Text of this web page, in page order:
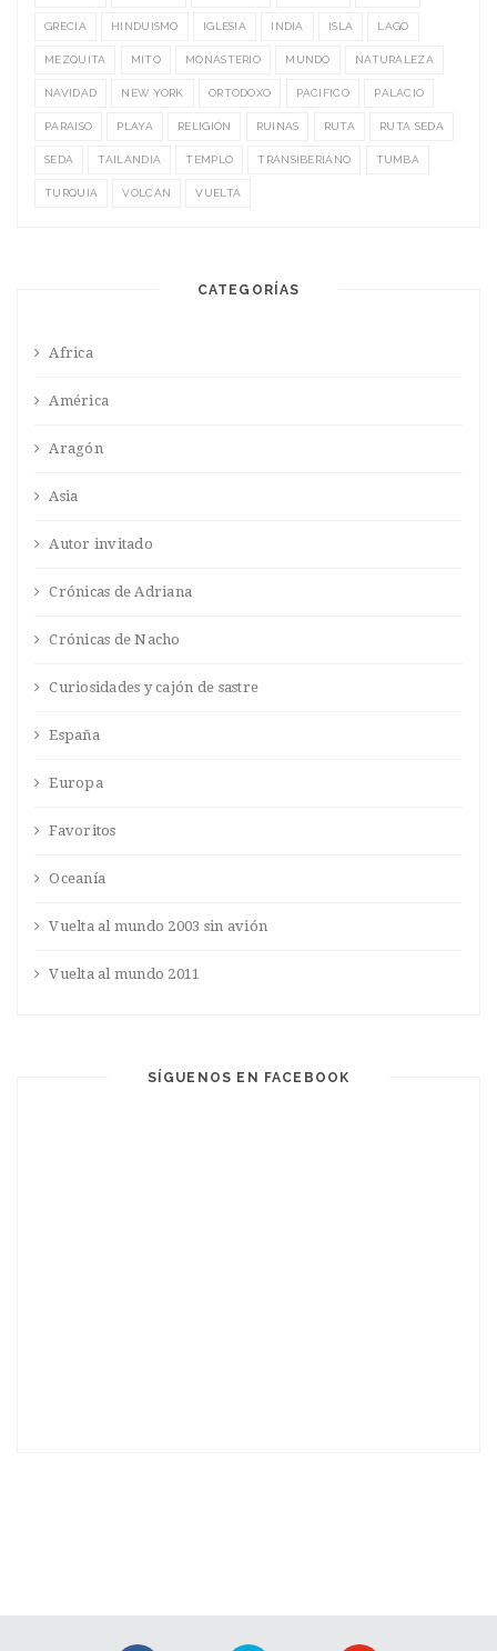
GRECIA HINDUISMO IGLESIA INDIA ISLA LAGO
MEZQUITA MITO MONASTERIO MUNDO NATURALEZA
NAVIDAD NEW YORK ORTODOXO PACIFICO PALACIO
PARAISO PLAYA RELIGIÓN RUINAS RUTA RUTA SEDA
SEDA TAILANDIA TEMPLO TRANSIBERIANO TUMBA
TURQUÍA VOLCÁN VUELTA
CATEGORÍAS
Africa
América
Aragón
Asia
Autor invitado
Crónicas de Adriana
Crónicas de Nacho
Curiosidades y cajón de sastre
España
Europa
Favoritos
Oceanía
Vuelta al mundo 2003 sin avión
Vuelta al mundo 2011
SÍGUENOS EN FACEBOOK